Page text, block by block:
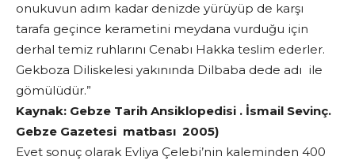
onukuvun adım kadar denizde yürüyüp de karşı
tarafa geçince kerametini meydana vurduğu için
derhal temiz ruhlarını Cenabı Hakka teslim ederler.
Gekboza Diliskelesi yakınında Dilbaba dede adı ile
gömülüdür.”
Kaynak: Gebze Tarih Ansiklopedisi . İsmail Sevinç.
Gebze Gazetesi matbası 2005)
Evet sonuç olarak Evliya Çelebi’nin kaleminden 400